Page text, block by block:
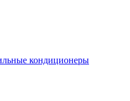
кондиционеры